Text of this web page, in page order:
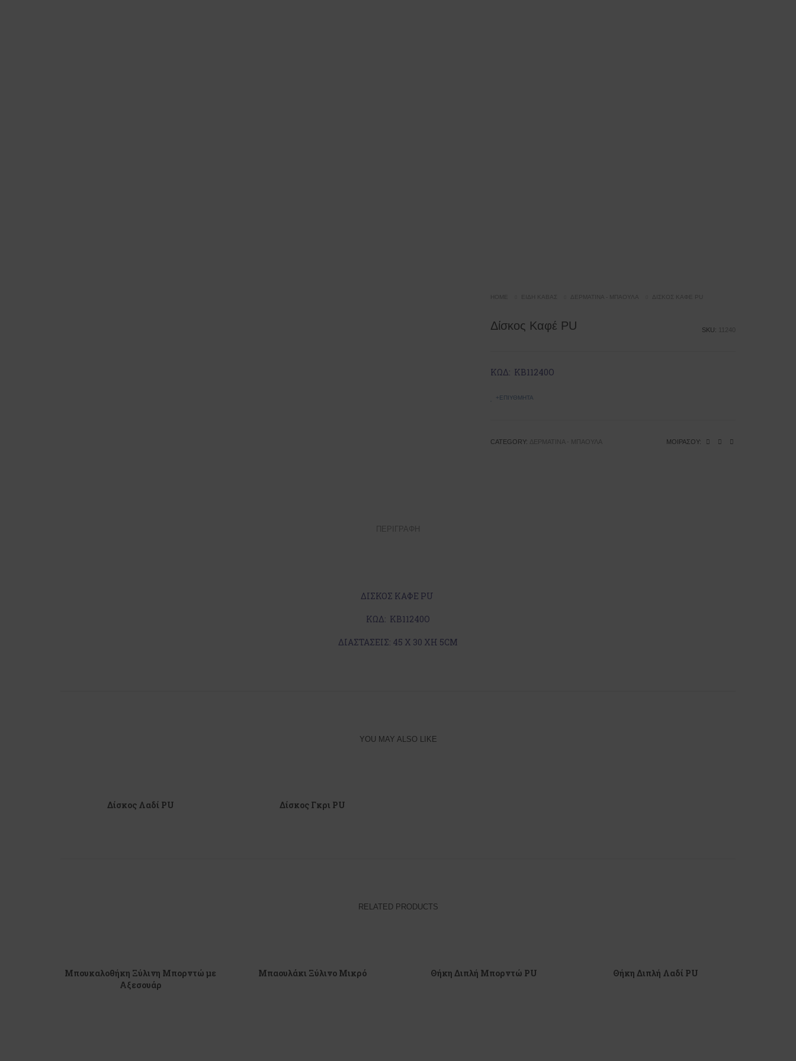
HOME ΕΊΔΗ ΚΆΒΑΣ ΔΕΡΜΆΤΙΝΑ - ΜΠΑΟΎΛΑ ΔΊΣΚΟΣ ΚΑΦΈ PU
Δίσκος Καφέ PU SKU: 11240
ΚΩΔ: ΚΒ11240Ο
+ΕΠΙΥΘΜΗΤΆ
CATEGORY: ΔΕΡΜΆΤΙΝΑ - ΜΠΑΟΎΛΑ ΜΟΙΡΆΣΟΥ:
ΠΕΡΙΓΡΑΦΉ
ΔΙΣΚΟΣ ΚΑΦΕ PU
ΚΩΔ: ΚΒ11240Ο
ΔΙΑΣΤΑΣΕΙΣ: 45 X 30 XH 5CM
YOU MAY ALSO LIKE
Δίσκος Λαδί PU Δίσκος Γκρι PU
RELATED PRODUCTS
Μπουκαλοθήκη Ξύλινη Μπορντώ με
Αξεσουάρ
Μπαουλάκι Ξύλινο Μικρό Θήκη Διπλή Μπορντώ PU Θήκη Διπλή Λαδί PU